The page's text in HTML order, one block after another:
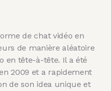
de chat vidéo en
de manière aléatoire
en tête-à-tête. Il a été
2009 et a rapidement
de son idea unique et